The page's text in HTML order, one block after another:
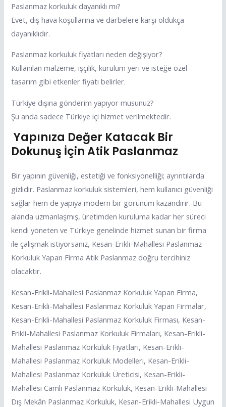
Paslanmaz korkuluk dayanıklı mı?
Evet, dış hava koşullarına ve darbelere karşı oldukça
dayanıklıdır.
Paslanmaz korkuluk fiyatları neden değişiyor?
Kullanılan malzeme, işçilik, kurulum yeri ve isteğe özel
tasarım gibi etkenler fiyatı belirler.
Türkiye dışına gönderim yapıyor musunuz?
Şu anda sadece Türkiye içi hizmet verilmektedir.
Yapınıza Değer Katacak Bir
Dokunuş İçin Atik Paslanmaz
Bir yapının güvenliği, estetiği ve fonksiyonelliği; ayrıntılarda
gizlidir. Paslanmaz korkuluk sistemleri, hem kullanıcı güvenliği
sağlar hem de yapıya modern bir görünüm kazandırır. Bu
alanda uzmanlaşmış, üretimden kuruluma kadar her süreci
kendi yöneten ve Türkiye genelinde hizmet sunan bir firma
ile çalışmak istiyorsanız, Kesan-Erikli-Mahallesi Paslanmaz
Korkuluk Yapan Firma Atik Paslanmaz doğru tercihiniz
olacaktır.
Kesan-Erikli-Mahallesi Paslanmaz Korkuluk Yapan Firma,
Kesan-Erikli-Mahallesi Paslanmaz Korkuluk Yapan Firmalar,
Kesan-Erikli-Mahallesi Paslanmaz Korkuluk Firması, Kesan-
Erikli-Mahallesi Paslanmaz Korkuluk Firmaları, Kesan-Erikli-
Mahallesi Paslanmaz Korkuluk Fiyatları, Kesan-Erikli-
Mahallesi Paslanmaz Korkuluk Modelleri, Kesan-Erikli-
Mahallesi Paslanmaz Korkuluk Üreticisi, Kesan-Erikli-
Mahallesi Camlı Paslanmaz Korkuluk, Kesan-Erikli-Mahallesi
Dış Mekân Paslanmaz Korkuluk, Kesan-Erikli-Mahallesi Uygun